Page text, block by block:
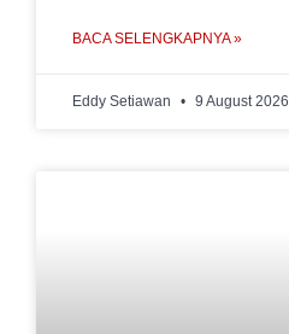
BACA SELENGKAPNYA »
Eddy Setiawan 9 August 2026